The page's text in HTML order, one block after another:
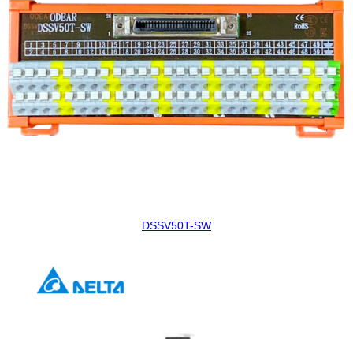
DSSV50T-SW